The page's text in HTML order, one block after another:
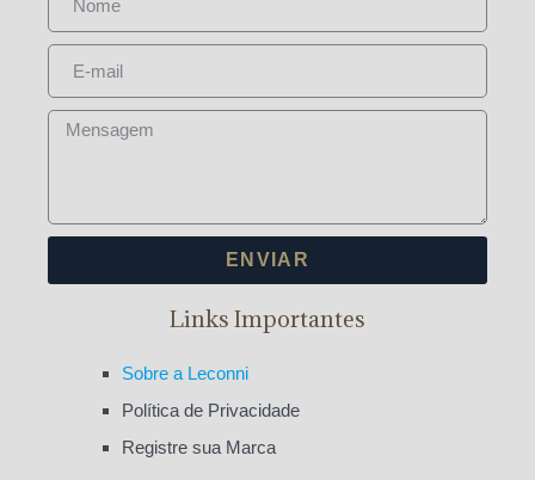
ENVIAR
Links Importantes
Sobre a Leconni
Política de Privacidade
Registre sua Marca